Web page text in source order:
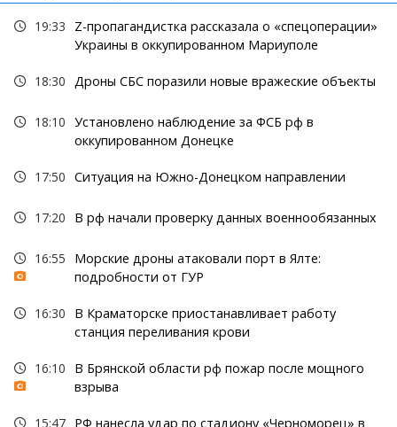
19:33
Z-пропагандистка рассказала о «спецоперации»
Украины в оккупированном Мариуполе
18:30 Дроны СБС поразили новые вражеские объекты
18:10 Установлено наблюдение за ФСБ рф в
оккупированном Донецке
17:50 Ситуация на Южно-Донецком направлении
17:20 В рф начали проверку данных военнообязанных
16:55
Морские дроны атаковали порт в Ялте:
подробности от ГУР
16:30
В Краматорске приостанавливает работу
станция переливания крови
16:10
В Брянской области рф пожар после мощного
взрыва
15:47 РФ нанесла удар по стадиону «Черноморец» в